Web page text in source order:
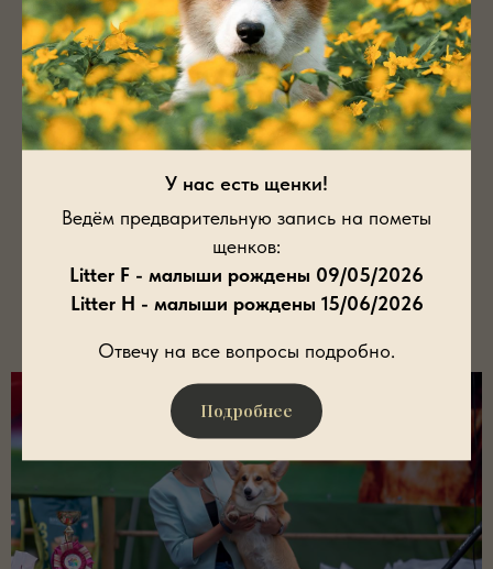
У нас есть щенки!
Ведём предварительную запись на пометы
щенков:
Litter F - малыши рождены 09/05/2026
Litter H - малыши рождены 15/06/2026
Отвечу на все вопросы подробно.
Подробнее
Галерея